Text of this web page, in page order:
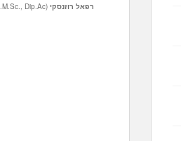
רפאל רוזנסקי (M.Sc., Dip.Ac.) – מומחה לרפואה סינית ומנהל מרפאת רפאל לרפואה משלימה. סניפים בתל אביב וראשל"צ. טל' 054-5721258